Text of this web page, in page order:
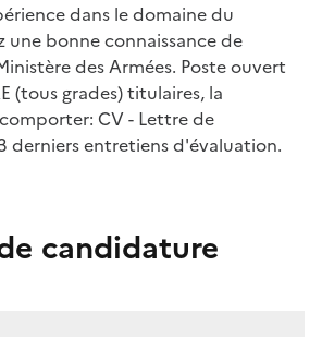
dans le domaine du
une bonne connaissance de
des Armées. Poste ouvert
(tous grades) titulaires, la
CV - Lettre de
derniers entretiens d'évaluation.
candidature